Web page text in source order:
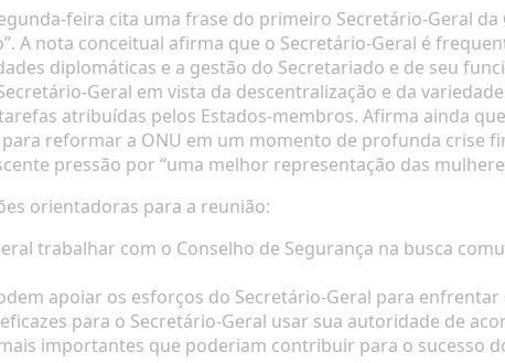
feira cita uma frase do primeiro Secretário-Geral da
A nota conceitual afirma que o Secretário-Geral é
diplomáticas e a gestão do Secretariado e de seu
Geral em vista da descentralização e da
atribuídas pelos Estados-membros. Afirma ainda
reformar a ONU em um momento de profunda crise
pressão por “uma melhor representação das
orientadoras para a reunião:
trabalhar com o Conselho de Segurança na busca
apoiar os esforços do Secretário-Geral para
para o Secretário-Geral usar sua autoridade de
importantes que poderiam contribuir para o sucesso